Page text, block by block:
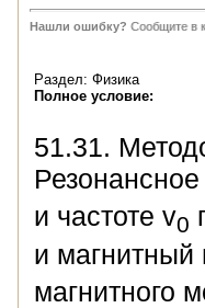
Нашли ошибку? Сообщите в
Раздел: Физика
Полное условие:
51.31.
и частоте v0
и магнитный
магнитного